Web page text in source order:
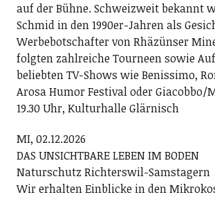
auf der Bühne. Schweizweit bekannt
Schmid in den 1990er-Jahren als
Werbebotschafter von Rhäzünser
folgten zahlreiche Tourneen sowie
beliebten TV-Shows wie Benissimo,
Arosa Humor Festival oder Giacobbo/
19.30 Uhr, Kulturhalle Glärnisch
MI, 02.12.2026
DAS UNSICHTBARE LEBEN IM BODEN
Naturschutz Richterswil-Samstagern
Wir erhalten Einblicke in den